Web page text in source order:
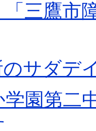
三鷹市
サダデ
園第二